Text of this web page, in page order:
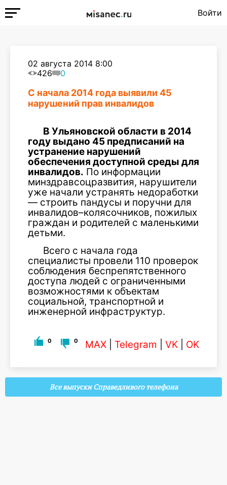
Войти
02 августа 2014 8:00
426
0
С начала 2014 года выявили 45
нарушений прав инвалидов
В Ульяновской области в 2014
году выдано 45 предписаний на
устранение нарушений
обеспечения доступной среды для
инвалидов. По информации
минздравсоцразвития, нарушители
уже начали устранять недоработки
— строить пандусы и поручни для
инвалидов–колясочников, пожилых
граждан и родителей с маленькими
детьми.
Всего с начала года
специалисты провели 110 проверок
соблюдения беспрепятственного
доступа людей с ограниченными
возможностями к объектам
социальной, транспортной и
инженерной инфраструктур.
0 0 MAX Telegram VK OK
Все выпуски Справедливого телефона